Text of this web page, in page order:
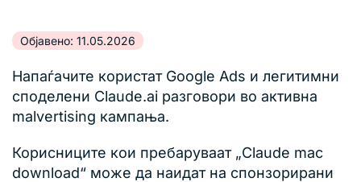
Објавено: 11.05.2026
Напаѓачите користат Google Ads и легитимни
споделени Claude.ai разговори во активна
malvertising кампања.
Корисниците кои пребаруваат „Claude mac
download“ може да наидат на спонзорирани